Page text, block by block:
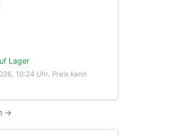
Lager
10:24 Uhr. Preis kann
→